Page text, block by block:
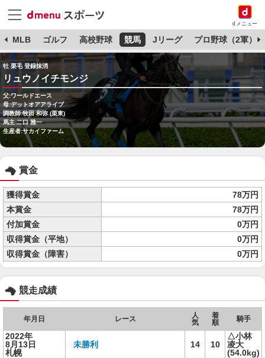
dメニュー
MLB ゴルフ 高校野球 競馬 Jリーグ プロ野球（2軍）
牡 栗毛 登録抹消
リュウノイチモンジ
父:ワールドエース
母:デットオアアライブ
調教師:牧田 和弥 (栗東)
馬主:二口 雅一
生産者:サカイファーム
賞金
獲得賞金
78万円
本賞金
78万円
付加賞金
0万円
収得賞金（平地）
0万円
収得賞金（障害）
0万円
競走成績
年月日 レース
人
気
着
順
騎手
2022年
8月13日
札幌
未勝利 14 10
△小林
凌大
(54.0kg)